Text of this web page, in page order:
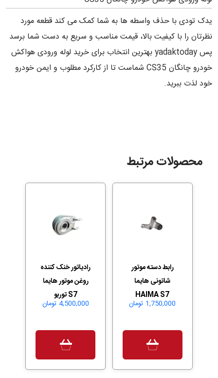
یدک تودی با حذف واسطه ها به شما کمک می کند قطعه مورد
نظرتان را با کیفیت بالا، قیمت مناسب و سریع به دست شما برسد
پس yadaktoday بهترین انتخاب برای خرید لوله ورودی هواکش
خودرو چانگان CS35 شماست تا از کارکرد مطلوب و ایمن خودرو
خود لذت ببرید.
محصولات مرتبط
رابط دسته موتور
شاتونی هایما
HAIMA S7
1,750,000 تومان
رادیاتور خنک کننده
روغن موتور هایما
S7 توربو
4,500,000 تومان